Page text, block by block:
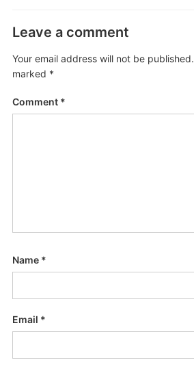
Leave a comment
Your email address will not be published.
marked *
Comment *
Name *
Email *